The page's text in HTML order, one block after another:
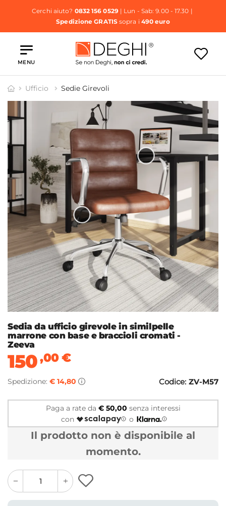
Cerchi aiuto? 0832 156 0529| Lun - Sab: 9.00 - 17.30 |
Spedizione GRATISsopra i 490 euro
MENU
Ufficio Sedie Girevoli
Sedia da ufficio girevole in similpelle
marrone con base e braccioli cromati -
Zeeva
150,00€
Spedizione: € 14,80 Codice: ZV-M57
Paga a rate da € 50,00 senza interessi
con
o
Il prodotto non è disponibile al
momento.
quantity
button
quantity
minus
button